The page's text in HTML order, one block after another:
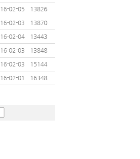
02-05
13826
02-03
13870
02-04
13443
02-03
13848
02-03
15144
02-01 16348